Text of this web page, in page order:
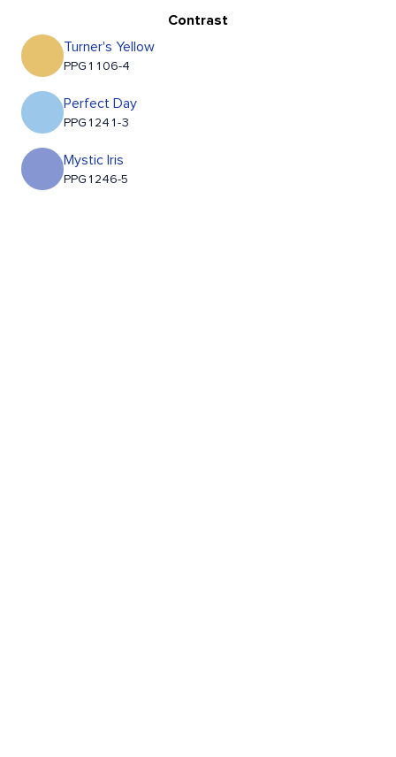
Contrast
Turner's Yellow
PPG1106-4
Perfect Day
PPG1241-3
Mystic Iris
PPG1246-5